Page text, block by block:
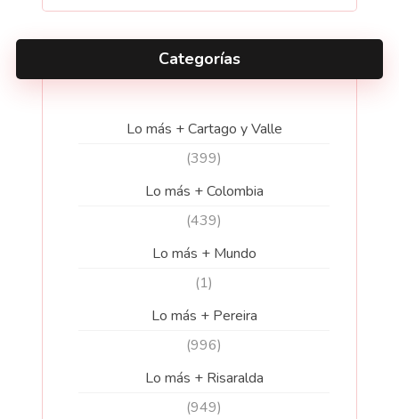
Categorías
Lo más + Cartago y Valle
(399)
Lo más + Colombia
(439)
Lo más + Mundo
(1)
Lo más + Pereira
(996)
Lo más + Risaralda
(949)